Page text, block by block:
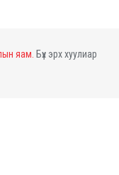
яам. Бүх эрх хуулиар